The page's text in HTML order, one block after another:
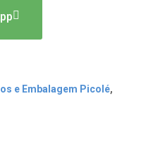
e Embalagem Picolé,